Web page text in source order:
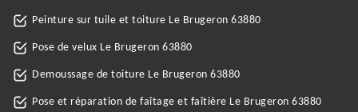
Peinture sur tuile et toiture Le Brugeron 63880
Pose de velux Le Brugeron 63880
Demoussage de toiture Le Brugeron 63880
Pose et réparation de faîtage et faîtière Le Brugeron 63880